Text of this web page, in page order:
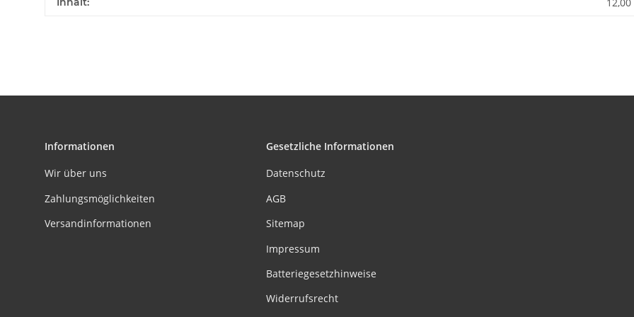
Informationen
Wir über uns
Zahlungsmöglichkeiten
Versandinformationen
Gesetzliche Informationen
Datenschutz
AGB
Sitemap
Impressum
Batteriegesetzhinweise
Widerrufsrecht